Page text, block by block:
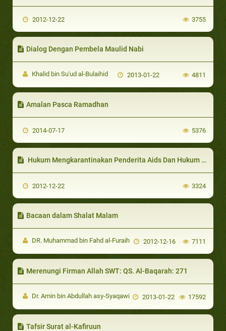
2012-12-22 3755
Dialog Dengan Pembela Maulid Nabi
Khalid bin Su'ud al-Bulaihid 2013-01-22 4811
Amalan Pasca Ramadhan
2014-07-17 5376
Hukum Mengkarantinakan Penderita Aids Dan Hukum Orang Yang Sengaja Menyebarkannya (Menularkannya)
2012-12-22 3324
Bacaan dalam Shalat Malam
DR. Muhammad bin Fahd al-Furaih 2012-12-16 7111
Merenungi Firman Allah SWT: QS. Al-Baqarah: 271
Dr. Amin bin Abdullah asy-Syaqawi 2013-01-22 17592
Tafsir Surat al-Kafiruun